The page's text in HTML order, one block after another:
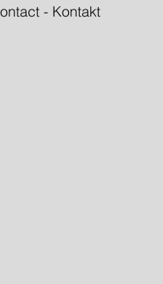
- Kontakt